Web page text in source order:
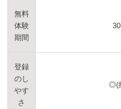
無料
体験
期間
登録
のし
やす
さ
◎(